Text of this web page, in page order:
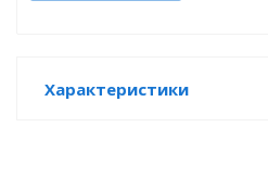
Характеристики